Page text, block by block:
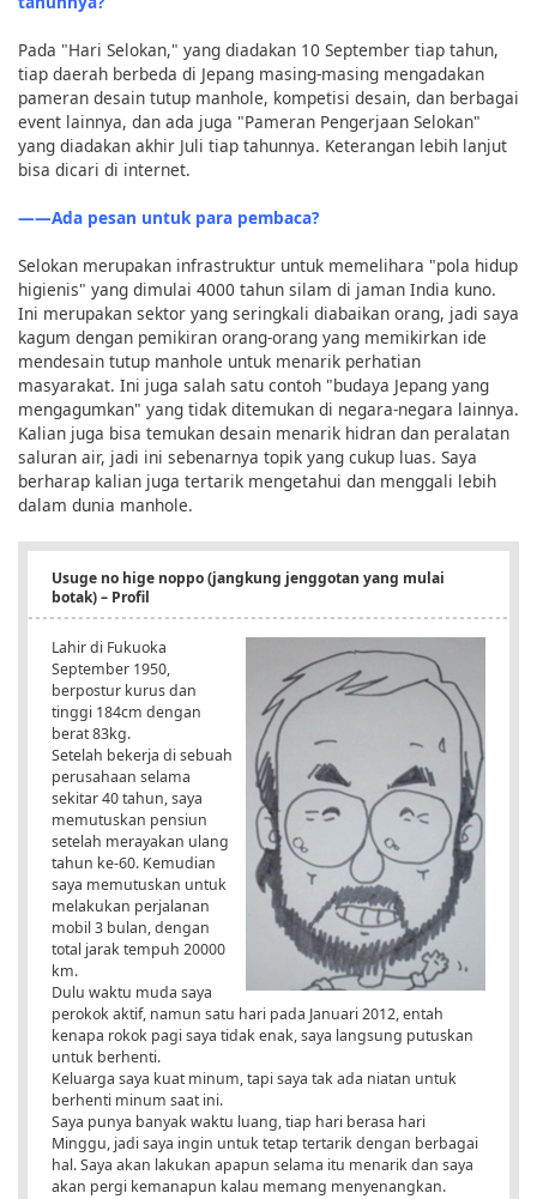
Pada "Hari Selokan," yang diadakan 10 September tiap tahun,
tiap daerah berbeda di Jepang masing-masing mengadakan
pameran desain tutup manhole, kompetisi desain, dan berbagai
event lainnya, dan ada juga "Pameran Pengerjaan Selokan"
yang diadakan akhir Juli tiap tahunnya. Keterangan lebih lanjut
bisa dicari di internet.
――Ada pesan untuk para pembaca?
Selokan merupakan infrastruktur untuk memelihara "pola hidup
higienis" yang dimulai 4000 tahun silam di jaman India kuno.
Ini merupakan sektor yang seringkali diabaikan orang, jadi saya
kagum dengan pemikiran orang-orang yang memikirkan ide
mendesain tutup manhole untuk menarik perhatian
masyarakat. Ini juga salah satu contoh "budaya Jepang yang
mengagumkan" yang tidak ditemukan di negara-negara lainnya.
Kalian juga bisa temukan desain menarik hidran dan peralatan
saluran air, jadi ini sebenarnya topik yang cukup luas. Saya
berharap kalian juga tertarik mengetahui dan menggali lebih
dalam dunia manhole.
Usuge no hige noppo (jangkung jenggotan yang mulai
botak) – Profil
Lahir di Fukuoka
September 1950,
berpostur kurus dan
tinggi 184cm dengan
berat 83kg.
Setelah bekerja di sebuah
perusahaan selama
sekitar 40 tahun, saya
memutuskan pensiun
setelah merayakan ulang
tahun ke-60. Kemudian
saya memutuskan untuk
melakukan perjalanan
mobil 3 bulan, dengan
total jarak tempuh 20000
km.
Dulu waktu muda saya
perokok aktif, namun satu hari pada Januari 2012, entah
kenapa rokok pagi saya tidak enak, saya langsung putuskan
untuk berhenti.
Keluarga saya kuat minum, tapi saya tak ada niatan untuk
berhenti minum saat ini.
Saya punya banyak waktu luang, tiap hari berasa hari
Minggu, jadi saya ingin untuk tetap tertarik dengan berbagai
hal. Saya akan lakukan apapun selama itu menarik dan saya
akan pergi kemanapun kalau memang menyenangkan.